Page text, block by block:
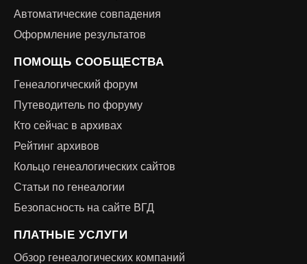
Автоматические совпадения
Оформление результатов
ПОМОЩЬ СООБЩЕСТВА
Генеалогический форум
Путеводитель по форуму
Кто сейчас в архивах
Рейтинг архивов
Кольцо генеалогических сайтов
Статьи по генеалогии
Безопасность на сайте ВГД
ПЛАТНЫЕ УСЛУГИ
Обзор генеалогических компаний